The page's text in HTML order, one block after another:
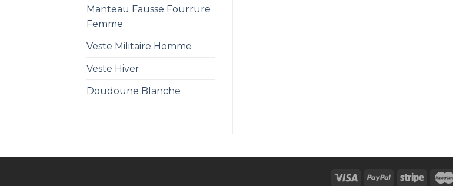
Manteau Fausse Fourrure
Femme
Veste Militaire Homme
Veste Hiver
Doudoune Blanche